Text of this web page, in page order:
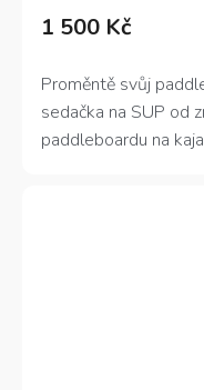
1 500 Kč
Proměntě svůj
sedačka na SUP od
paddleboardu na